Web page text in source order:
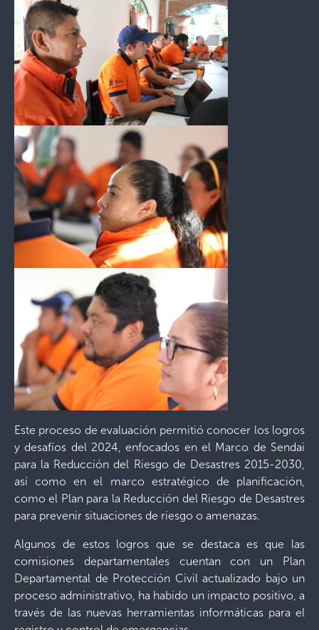
Este proceso de evaluación permitió conocer los logros
y desafíos del 2024, enfocados en el Marco de Sendai
para la Reducción del Riesgo de Desastres 2015-2030,
así como en el marco estratégico de planificación,
como el Plan para la Reducción del Riesgo de Desastres
para prevenir situaciones de riesgo o amenazas.
Algunos de estos logros que se destaca es que las
comisiones departamentales cuentan con un Plan
Departamental de Protección Civil actualizado bajo un
proceso administrativo, ha habido un impacto positivo, a
través de las nuevas herramientas informáticas para el